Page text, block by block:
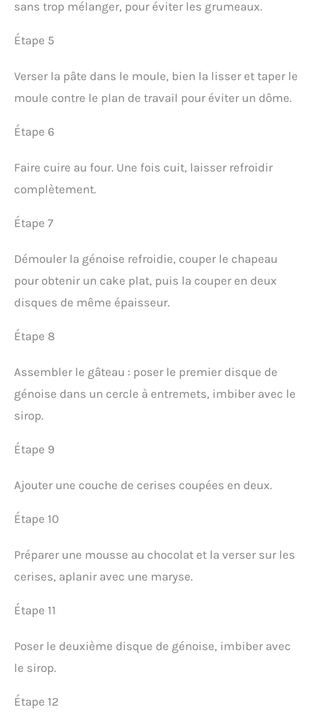
sans trop mélanger, pour éviter les grumeaux.
Étape 5
Verser la pâte dans le moule, bien la lisser et taper le
moule contre le plan de travail pour éviter un dôme.
Étape 6
Faire cuire au four. Une fois cuit, laisser refroidir
complètement.
Étape 7
Démouler la génoise refroidie, couper le chapeau
pour obtenir un cake plat, puis la couper en deux
disques de même épaisseur.
Étape 8
Assembler le gâteau : poser le premier disque de
génoise dans un cercle à entremets, imbiber avec le
sirop.
Étape 9
Ajouter une couche de cerises coupées en deux.
Étape 10
Préparer une mousse au chocolat et la verser sur les
cerises, aplanir avec une maryse.
Étape 11
Poser le deuxième disque de génoise, imbiber avec
le sirop.
Étape 12